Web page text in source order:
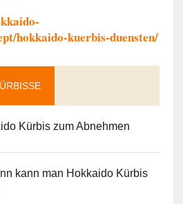
hokkaido-kuerbis-duensten/
Kürbis zum Abnehmen
kann man Hokkaido Kürbis